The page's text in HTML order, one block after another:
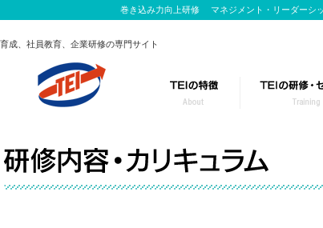
巻き込み力向上研修 マネジメント・リーダーシ
育成、社員教育、企業研修の専門サイト
研修のポイント